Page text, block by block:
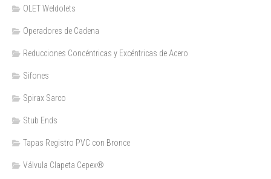
OLET Weldolets
Operadores de Cadena
Reducciones Concéntricas y Excéntricas de Acero
Sifones
Spirax Sarco
Stub Ends
Tapas Registro PVC con Bronce
Válvula Clapeta Cepex®